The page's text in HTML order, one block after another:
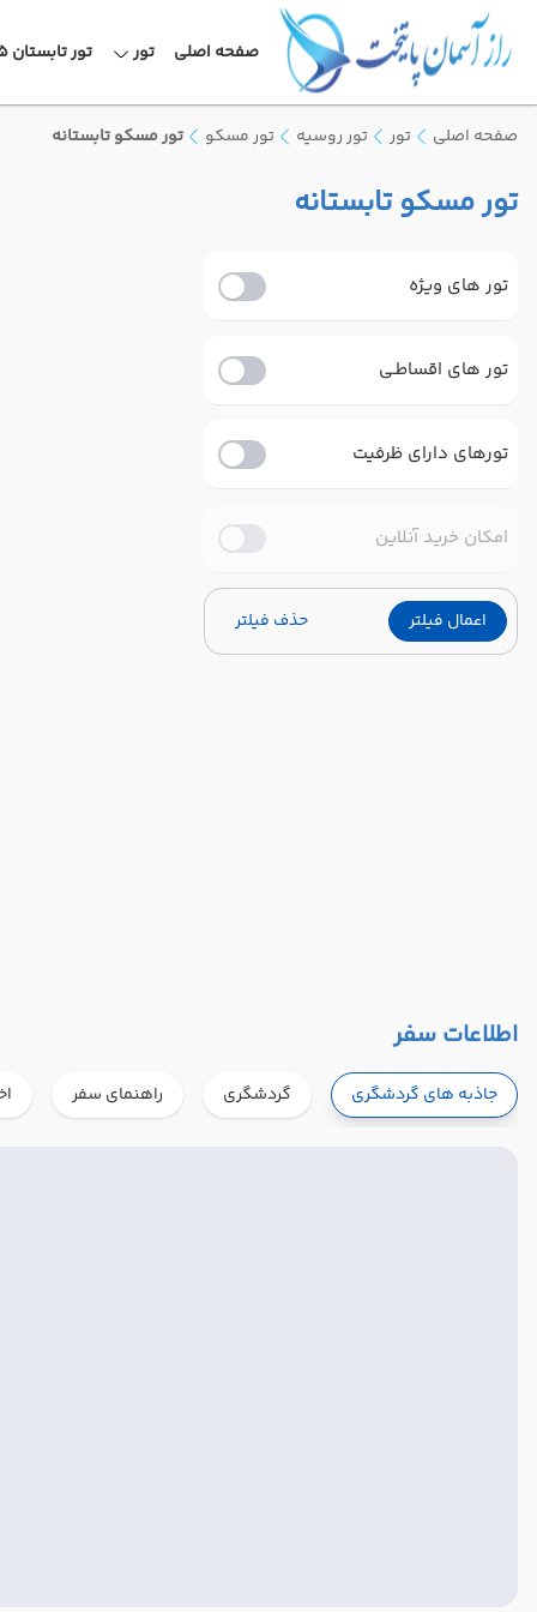
صفحه اصلی تور تور تابستان 1405
صفحه اصلی تور تور روسیه تور مسکو تور مسکو تابستانه
تور مسکو تابستانه
تور های ویژه
تور های اقساطـی
تورهای دارای ظرفیت
امکان خرید آنلاین
اعمال فیلتر حذف فیلتر
اطلاعات سفر
جاذبه های گردشگری گردشگری راهنمای سفر